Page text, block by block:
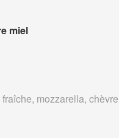
miel
mozzarella,